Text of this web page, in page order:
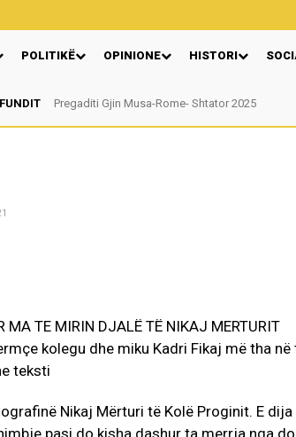
POLITIKË OPINIONE HISTORI
Pregaditi Gjin Musa-Rome- Shtator 2025
Nga: Ndue Dedaj
MA TE MIRIN DJALË TË NIKAJ MERTURIT
kolegu dhe miku Kadri Fikaj më tha në
Nikaj Mërturi të Kolë Proginit. E